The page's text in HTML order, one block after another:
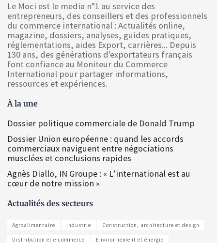
Le Moci est le media n°1 au service des
entrepreneurs, des conseillers et des professionnels
du commerce international : Actualités online,
magazine, dossiers, analyses, guides pratiques,
réglementations, aides Export, carrières... Depuis
130 ans, des générations d'exportateurs français
font confiance au Moniteur du Commerce
International pour partager informations,
ressources et expériences.
À la une
Dossier politique commerciale de Donald Trump
Dossier Union européenne : quand les accords
commerciaux naviguent entre négociations
musclées et conclusions rapides
Agnès Diallo, IN Groupe : « L’international est au
cœur de notre mission »
Actualités des secteurs
Agroalimentaire Industrie Construction, architecture et design
Distribution et e-commerce Environnement et énergie